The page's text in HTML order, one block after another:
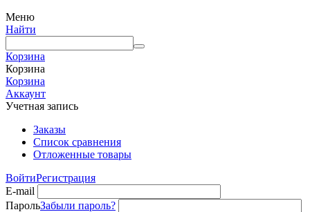
Меню
Найти
Корзина
Корзина
Корзина
Аккаунт
Учетная запись
Заказы
Список сравнения
Отложенные товары
ВойтиРегистрация
E-mail
ПарольЗабыли пароль?